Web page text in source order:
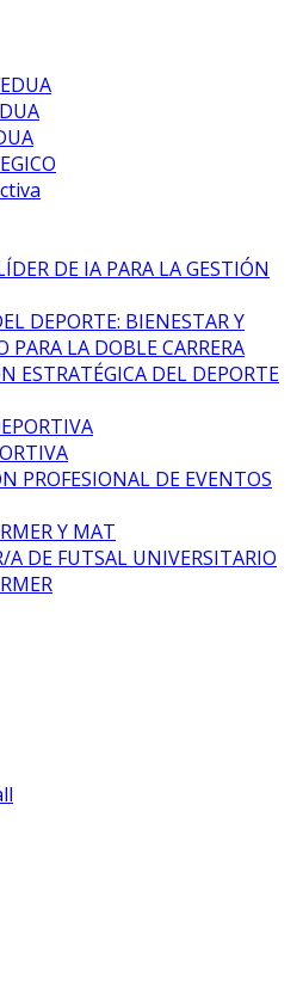
DE IA PARA LA GESTIÓN
DEPORTE: BIENESTAR Y
LA DOBLE CARRERA
ESTRATÉGICA DEL DEPORTE
PROFESIONAL DE EVENTOS
Y MAT
A DE FUTSAL UNIVERSITARIO